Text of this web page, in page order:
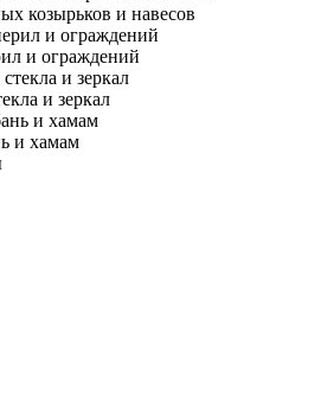
козырьков и навесов
и ограждений
и зеркал
и хамам